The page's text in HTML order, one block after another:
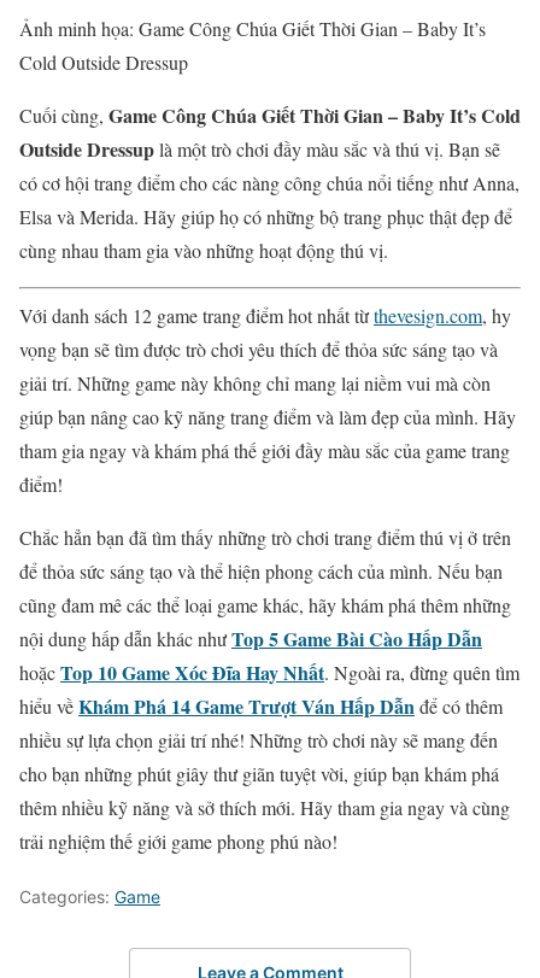
Ảnh minh họa: Game Công Chúa Giết Thời Gian – Baby It’s
Cold Outside Dressup
Cuối cùng, Game Công Chúa Giết Thời Gian – Baby It’s Cold
Outside Dressuplà một trò chơi đầy màu sắc và thú vị. Bạn sẽ
có cơ hội trang điểm cho các nàng công chúa nổi tiếng như Anna,
Elsa và Merida. Hãy giúp họ có những bộ trang phục thật đẹp để
cùng nhau tham gia vào những hoạt động thú vị.
Với danh sách 12 game trang điểm hot nhất từthevesign.com, hy
vọng bạn sẽ tìm được trò chơi yêu thích để thỏa sức sáng tạo và
giải trí. Những game này không chỉ mang lại niềm vui mà còn
giúp bạn nâng cao kỹ năng trang điểm và làm đẹp của mình. Hãy
tham gia ngay và khám phá thế giới đầy màu sắc của game trang
điểm!
Chắc hẳn bạn đã tìm thấy những trò chơi trang điểm thú vị ở trên
để thỏa sức sáng tạo và thể hiện phong cách của mình. Nếu bạn
cũng đam mê các thể loại game khác, hãy khám phá thêm những
nội dung hấp dẫn khác nhưTop 5 Game Bài Cào Hấp Dẫn
hoặcTop 10 Game Xóc Đĩa Hay Nhất. Ngoài ra, đừng quên tìm
hiểu vềKhám Phá 14 Game Trượt Ván Hấp Dẫnđể có thêm
nhiều sự lựa chọn giải trí nhé! Những trò chơi này sẽ mang đến
cho bạn những phút giây thư giãn tuyệt vời, giúp bạn khám phá
thêm nhiều kỹ năng và sở thích mới. Hãy tham gia ngay và cùng
trải nghiệm thế giới game phong phú nào!
Categories: Game
Leave a Comment